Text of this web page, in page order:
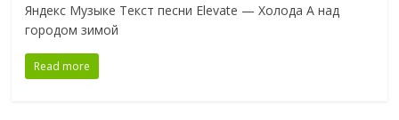
Яндекс Музыке Текст песни Elevate — Холода А над
городом зимой
Read more